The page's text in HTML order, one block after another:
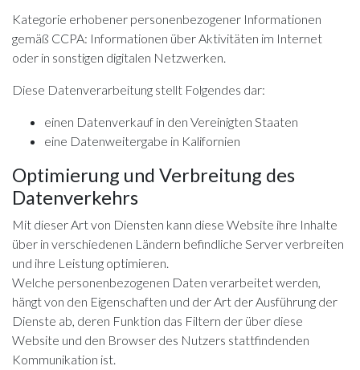
Kategorie erhobener personenbezogener Informationen
gemäß CCPA: Informationen über Aktivitäten im Internet
oder in sonstigen digitalen Netzwerken.
Diese Datenverarbeitung stellt Folgendes dar:
einen Datenverkauf in den Vereinigten Staaten
eine Datenweitergabe in Kalifornien
Optimierung und Verbreitung des
Datenverkehrs
Mit dieser Art von Diensten kann diese Website ihre Inhalte
über in verschiedenen Ländern befindliche Server verbreiten
und ihre Leistung optimieren.
Welche personenbezogenen Daten verarbeitet werden,
hängt von den Eigenschaften und der Art der Ausführung der
Dienste ab, deren Funktion das Filtern der über diese
Website und den Browser des Nutzers stattfindenden
Kommunikation ist.